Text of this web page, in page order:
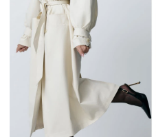
Слейв-браслет из
серебра Кристалл
12 040 ₽